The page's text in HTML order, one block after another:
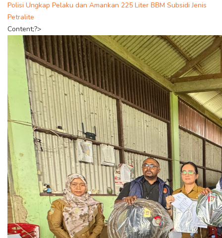
Polisi Ungkap Pelaku dan Amankan 225 Liter BBM Subsidi Jenis
Petralite
Content;?>